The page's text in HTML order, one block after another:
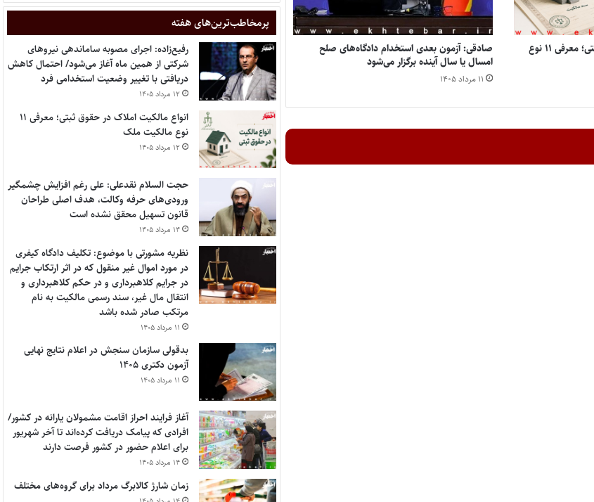
انواع مالکیت املاک در حقوق ثبتی؛ معرفی ۱۱ نوع
صادقی: آزمون بعدی استخدام دادگاه‌های صلح
امسال یا سال آینده برگزار می‌شود
۱۱ مرداد ۱۴۰۵
پر‌مخاطب‌ترین‌های هفته
رفیع‌زاده: اجرای مصوبه ساماندهی نیروهای
شرکتی از همین ماه آغاز می‌شود/ احتمال کاهش
دریافتی با تغییر وضعیت استخدامی فرد
۱۲ مرداد ۱۴۰۵
انواع مالکیت املاک در حقوق ثبتی؛ معرفی ۱۱
نوع مالکیت ملک
۱۲ مرداد ۱۴۰۵
حجت السلام نقدعلی: علی رغم افزایش چشمگیر
ورودی‌های حرفه وکالت، هدف اصلی طراحان
قانون تسهیل محقق نشده است
۱۴ مرداد ۱۴۰۵
نظریه مشورتی با موضوع: تکلیف دادگاه کیفری
در مورد اموال غیر منقول که در اثر ارتکاب جرایم
در جرایم کلاهبرداری و در حکم کلاهبرداری و
انتقال مال غیر، سند رسمی مالکیت به نام
مرتکب صادر شده باشد
۱۱ مرداد ۱۴۰۵
بدقولی سازمان سنجش در اعلام نتایج نهایی
آزمون دکتری ۱۴۰۵
۱۱ مرداد ۱۴۰۵
آغاز فرایند احراز اقامت مشمولان یارانه در کشور/
افرادی که پیامک دریافت کرده‌اند تا آخر شهریور
برای اعلام حضور در کشور فرصت دارند
۱۴ مرداد ۱۴۰۵
زمان شارژ کالابرگ مرداد برای گروه‌های مختلف